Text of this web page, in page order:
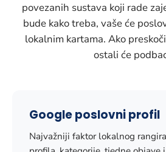
povezanih sustava koji rade
bude kako treba, vaše će
lokalnim kartama. Ako
ostali će
Google poslovni profil
Najvažniji faktor lokalnog